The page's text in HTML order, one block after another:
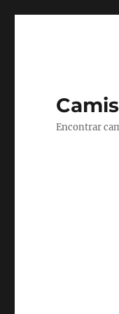
Encontrar